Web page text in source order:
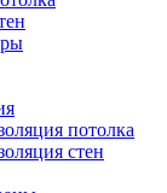
потолка
стен